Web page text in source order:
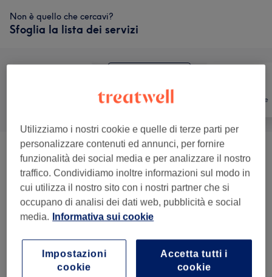
Non è quello che cercavi?
Sfoglia la lista dei servizi
Unghie Depilazione
Manicure (12 ) da € 1
Pedicure (9) da € 8
Ricostruzione Unghie (5)
Il nostro lavoro
Tocca l'immagine per vedere più dettagli
Utilizziamo i nostri cookie e quelle di terze parti per
personalizzare contenuti ed annunci, per fornire
funzionalità dei social media e per analizzare il nostro
traffico. Condividiamo inoltre informazioni sul modo in
cui utilizza il nostro sito con i nostri partner che si
occupano di analisi dei dati web, pubblicità e social
media.
Informativa sui cookie
Accetta tutti i
cookie
Impostazioni
cookie